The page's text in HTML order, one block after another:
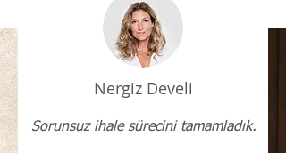
Nergiz Develi
Sorunsuz ihale sürecini tamamladık.